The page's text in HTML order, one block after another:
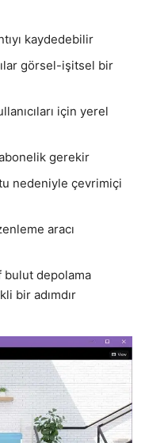
kaydedebilir
görsel-işitsel bir
için yerel
gerekir
nedeniyle çevrimiçi
aracı
bulut depolama
bir adımdır